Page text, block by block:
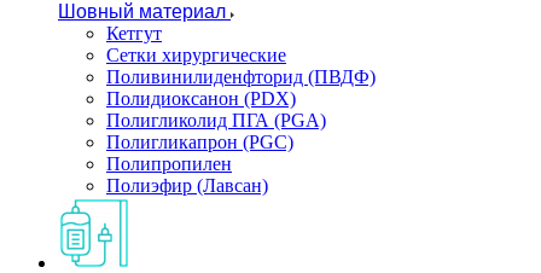
Шовный материал
Кетгут
Сетки хирургические
Поливинилиденфторид (ПВДФ)
Полидиоксанон (PDX)
Полигликолид ПГА (PGA)
Полигликапрон (PGC)
Полипропилен
Полиэфир (Лавсан)